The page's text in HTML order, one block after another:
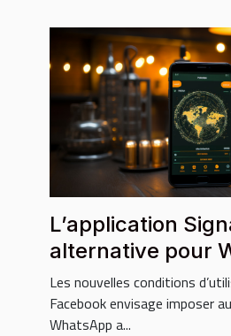
L’application
alternative pour
Les nouvelles conditions
Facebook envisage imposer
WhatsApp a...